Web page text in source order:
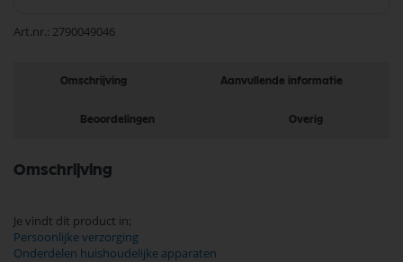
Art.nr. 2790049046
Omschrijving Aanvullende informatie
Beoordelingen Overig
Omschrijving
Je vindt dit product in;
Persoonlijke verzorging
Onderdelen huishoudelijke apparaten